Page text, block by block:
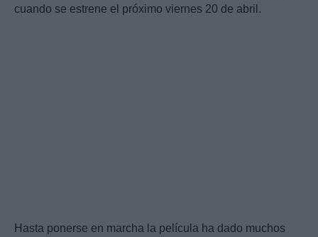
cuando se estrene el próximo viernes 20 de abril.
Hasta ponerse en marcha la película ha dado muchos